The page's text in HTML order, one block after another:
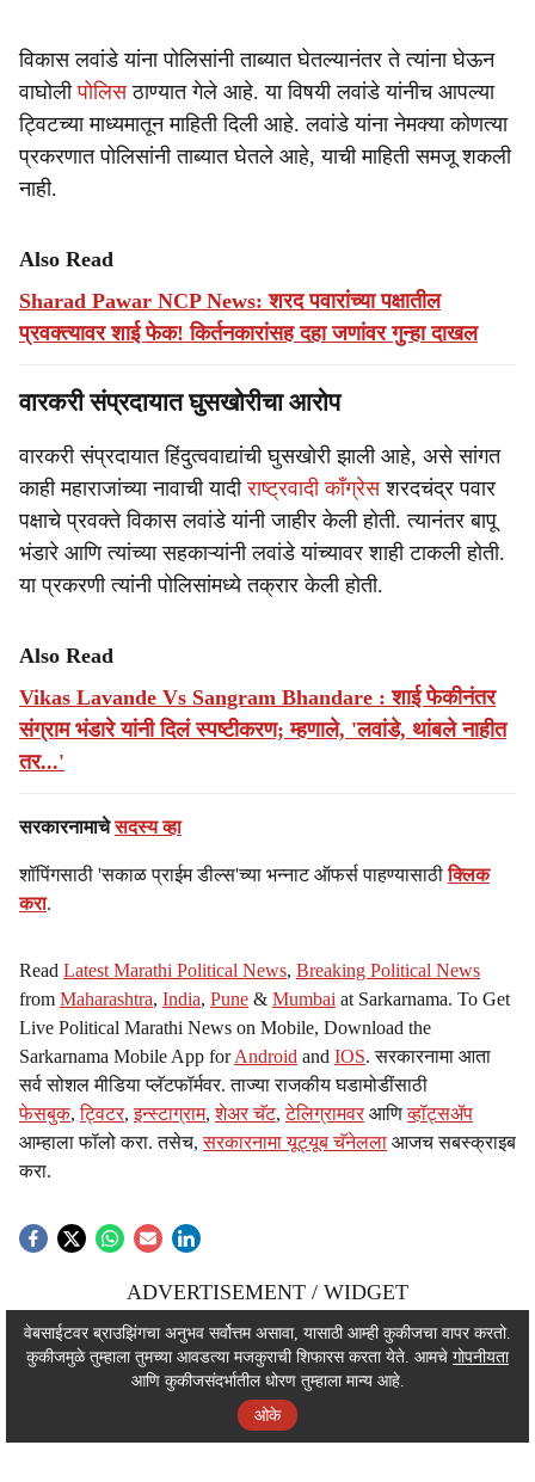
विकास लवांडे यांना पोलिसांनी ताब्यात घेतल्यानंतर ते त्यांना घेऊन
वाघोलीपोलिसठाण्यात गेले आहे. या विषयी लवांडे यांनीच आपल्या
ट्विटच्या माध्यमातून माहिती दिली आहे. लवांडे यांना नेमक्या कोणत्या
प्रकरणात पोलिसांनी ताब्यात घेतले आहे, याची माहिती समजू शकली
नाही.
Also Read
Sharad Pawar NCP News: शरद पवारांच्या पक्षातील
प्रवक्त्यावर शाई फेक! किर्तनकारांसह दहा जणांवर गुन्हा दाखल
वारकरी संप्रदायात घुसखोरीचा आरोप
वारकरी संप्रदायात हिंदुत्ववाद्यांची घुसखोरी झाली आहे, असे सांगत
काही महाराजांच्या नावाची यादीराष्ट्रवादी काँग्रेसशरदचंद्र पवार
पक्षाचे प्रवक्ते विकास लवांडे यांनी जाहीर केली होती. त्यानंतर बापू
भंडारे आणि त्यांच्या सहकाऱ्यांनी लवांडे यांच्यावर शाही टाकली होती.
या प्रकरणी त्यांनी पोलिसांमध्ये तक्रार केली होती.
Also Read
Vikas Lavande Vs Sangram Bhandare : शाई फेकीनंतर
संग्राम भंडारे यांनी दिलं स्पष्टीकरण; म्हणाले, 'लवांडे, थांबले नाहीत
तर...'
सरकारनामाचेसदस्य व्हा
शॉपिंगसाठी 'सकाळ प्राईम डील्स'च्या भन्नाट ऑफर्स पाहण्यासाठीक्लिक
करा.
Read Latest Marathi Political News, Breaking Political News
from Maharashtra, India, Pune & Mumbai at Sarkarnama. To Get
Live Political Marathi News on Mobile, Download the
Sarkarnama Mobile App forAndroid and IOS. सरकारनामा आता
सर्व सोशल मीडिया प्लॅटफॉर्मवर. ताज्या राजकीय घडामोडींसाठी
फेसबुक,ट्विटर,इन्स्टाग्राम,शेअर चॅट,टेलिग्रामवर आणिव्हॉट्सॲप
आम्हाला फॉलो करा. तसेच,सरकारनामा यूट्यूब चॅनेलला आजच सबस्क्राइब
करा.
ADVERTISEMENT / WIDGET
ADVERTISEMENT / WIDGET
ADVERTISEMENT / WIDGET
वेबसाईटवर ब्राउझिंगचा अनुभव सर्वोत्तम असावा, यासाठी आम्ही कुकीजचा वापर करतो.
कुकीजमुळे तुम्हाला तुमच्या आवडत्या मजकुराची शिफारस करता येते. आमचे गोपनीयता
आणि कुकीजसंदर्भातील धोरण तुम्हाला मान्य आहे.
ओके